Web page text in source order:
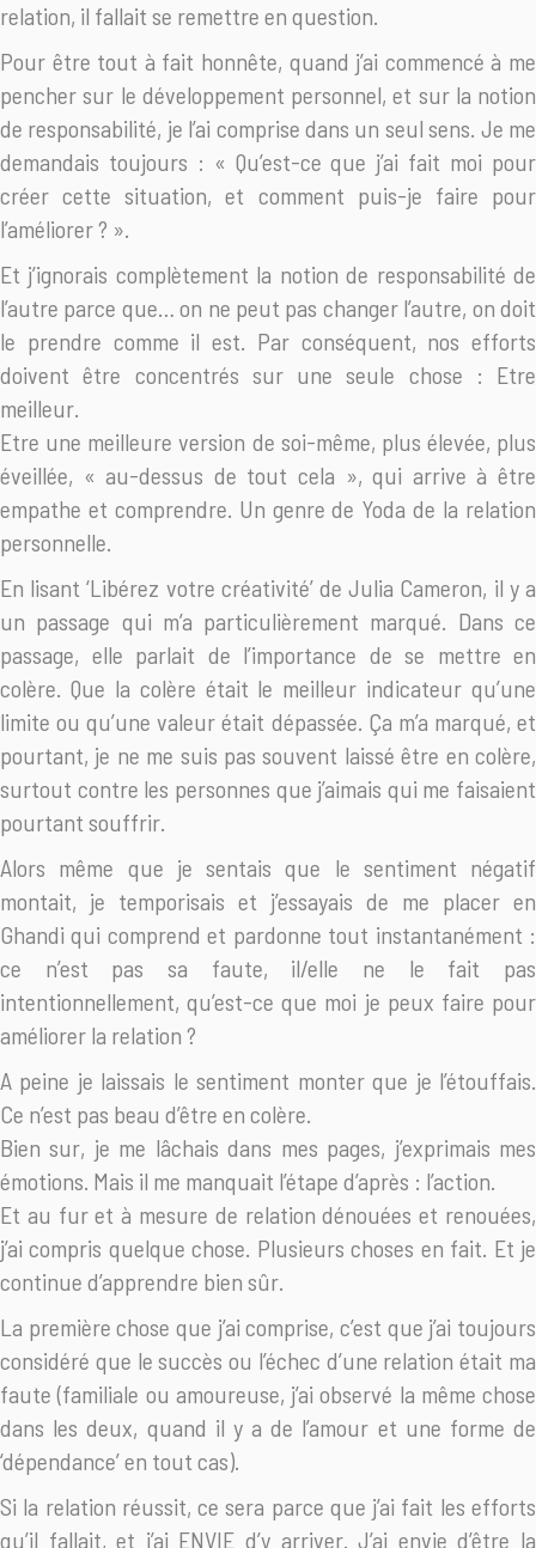
relation, il fallait se remettre en question.
Pour être tout à fait honnête, quand j’ai commencé à me
pencher sur le développement personnel, et sur la notion
de responsabilité, je l’ai comprise dans un seul sens. Je me
demandais toujours : « Qu’est-ce que j’ai fait moi pour
créer cette situation, et comment puis-je faire pour
l’améliorer ? ».
Et j’ignorais complètement la notion de responsabilité de
l’autre parce que… on ne peut pas changer l’autre, on doit
le prendre comme il est. Par conséquent, nos efforts
doivent être concentrés sur une seule chose : Etre
meilleur.
Etre une meilleure version de soi-même, plus élevée, plus
éveillée, « au-dessus de tout cela », qui arrive à être
empathe et comprendre. Un genre de Yoda de la relation
personnelle.
En lisant ‘Libérez votre créativité’ de Julia Cameron, il y a
un passage qui m’a particulièrement marqué. Dans ce
passage, elle parlait de l’importance de se mettre en
colère. Que la colère était le meilleur indicateur qu’une
limite ou qu’une valeur était dépassée. Ça m’a marqué, et
pourtant, je ne me suis pas souvent laissé être en colère,
surtout contre les personnes que j’aimais qui me faisaient
pourtant souffrir.
Alors même que je sentais que le sentiment négatif
montait, je temporisais et j’essayais de me placer en
Ghandi qui comprend et pardonne tout instantanément :
ce n’est pas sa faute, il/elle ne le fait pas
intentionnellement, qu’est-ce que moi je peux faire pour
améliorer la relation ?
A peine je laissais le sentiment monter que je l’étouffais.
Ce n’est pas beau d’être en colère.
Bien sur, je me lâchais dans mes pages, j’exprimais mes
émotions. Mais il me manquait l’étape d’après : l’action.
Et au fur et à mesure de relation dénouées et renouées,
j’ai compris quelque chose. Plusieurs choses en fait. Et je
continue d’apprendre bien sûr.
La première chose que j’ai comprise, c’est que j’ai toujours
considéré que le succès ou l’échec d’une relation était ma
faute (familiale ou amoureuse, j’ai observé la même chose
dans les deux, quand il y a de l’amour et une forme de
‘dépendance’ en tout cas).
Si la relation réussit, ce sera parce que j’ai fait les efforts
qu’il fallait, et j’ai ENVIE d’y arriver. J’ai envie d’être la